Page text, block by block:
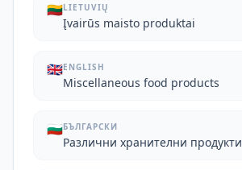
🇱🇹LIETUVIŲ
Įvairūs maisto produktai
🇬🇧ENGLISH
Miscellaneous food products
🇧🇬БЪЛГАРСКИ
Различни хранителни продукти